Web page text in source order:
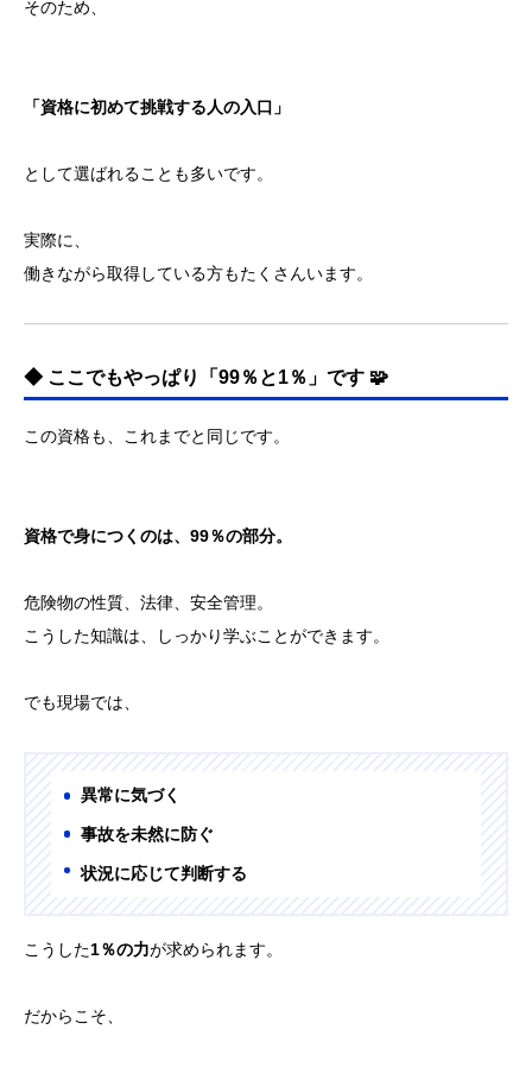
そのため、
「資格に初めて挑戦する人の入口」
として選ばれることも多いです。
実際に、
働きながら取得している方もたくさんいます。
◆ ここでもやっぱり「99％と1％」です 🧩
この資格も、これまでと同じです。
資格で身につくのは、99％の部分。
危険物の性質、法律、安全管理。
こうした知識は、しっかり学ぶことができます。
でも現場では、
異常に気づく
事故を未然に防ぐ
状況に応じて判断する
こうした1％の力が求められます。
だからこそ、